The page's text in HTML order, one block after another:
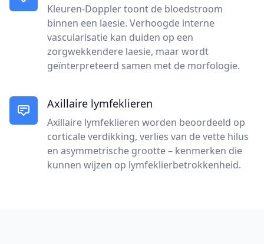
Kleuren-Doppler toont de bloedstroom
binnen een laesie. Verhoogde interne
vascularisatie kan duiden op een
zorgwekkendere laesie, maar wordt
geïnterpreteerd samen met de morfologie.
Axillaire lymfeklieren
Axillaire lymfeklieren worden beoordeeld op
corticale verdikking, verlies van de vette hilus
en asymmetrische grootte – kenmerken die
kunnen wijzen op lymfeklierbetrokkenheid.